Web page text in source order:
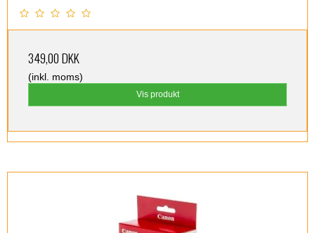
349,00 DKK
(inkl. moms)
Vis produkt